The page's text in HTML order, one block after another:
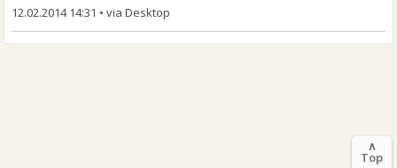
12.02.2014 14:31 •
∧
Top